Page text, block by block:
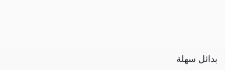
بدائل سهلة